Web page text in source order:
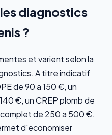
diagnostics
?
et varient selon la
A titre indicatif
de 90 a 150 €, un
€, un CREP plomb de
de 250 a 500 €.
d'economiser